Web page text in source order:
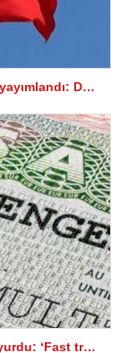
Türkiye’den KKTC kararı! Resmi Gazete’de yayımlandı: Dünyaya ilan ediyoruz…
Schengen için yeni hamle! Bakan Bolat duyurdu: ‘Fast track’ vize uygulaması